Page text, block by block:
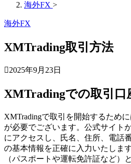
海外FX >
海外FX
XMTrading取引方法
2025年9月23日
XMTradingでの取引口
XMTradingで取引を開始するため
が必要でございます。公式サイト
にアクセスし、氏名、住所、電話
の基本情報を正確に入力いたしま
（パスポートや運転免許証など）